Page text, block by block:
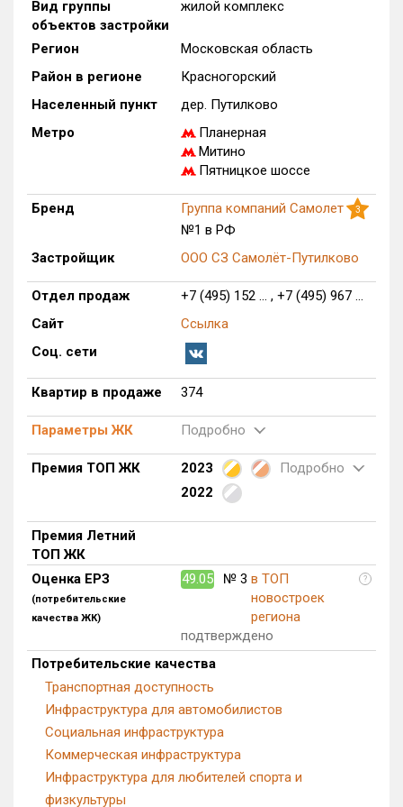
Только новые
от до
с продажами
Многоквартирных домов
26 из 4 329
Блокированных домов
Домов с апартаментами
Многоквартирных домов
Блокированных домов
Квартир, апартаментов,
блоков в БД
374 из 41 697
Вид группы
объектов застройки
жилой комплекс
Регион
Московская область
Район в регионе
Красногорский
Населенный пункт
дер. Путилково
Метро
Планерная
Митино
Пятницкое шоссе
Бренд Группа компаний Самолет 3
№1 в РФ
Застройщик
ООО СЗ Самолёт-Путилково
Отдел продаж
+7 (495) 152 ... , +7 (495) 967 ...
Сайт
Ссылка
Соц. сети
Квартир в продаже 374
Параметры ЖК Подробно
Премия ТОП ЖК 2023
Подробно
2022
Премия Летний
ТОП ЖК
Оценка ЕРЗ
(потребительские
качества ЖК)
49.05 № 3 в ТОП
новостроек
региона
?
подтверждено
Потребительские качества
Транспортная доступность
Инфраструктура для автомобилистов
Социальная инфраструктура
Коммерческая инфраструктура
Инфраструктура для любителей спорта и
физкультуры